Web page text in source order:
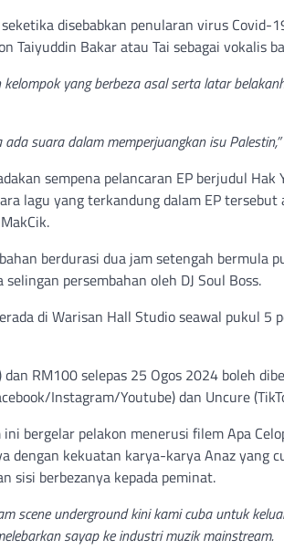
disebabkan penularan virus Covid-
Taiyuddin Bakar atau Tai sebagai vokalis
kelompok yang berbeza asal serta latar
suara dalam memperjuangkan isu Palestin,”
sempena pelancaran EP berjudul
lagu yang terkandung dalam EP
berdurasi dua jam setengah
persembahan oleh DJ Soul Boss.
di Warisan Hall Studio seawal pukul
RM100 selepas 25 Ogos 2024 boleh
Instagram/Youtube) dan Uncure
bergelar pelakon menerusi filem Apa
dengan kekuatan karya-karya Anaz yang
sisi berbezanya kepada peminat.
scene underground kini kami cuba untuk
sayap ke industri muzik mainstream.